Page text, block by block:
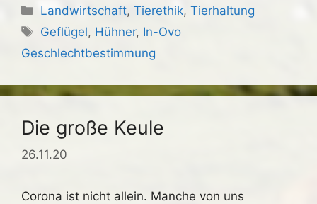
Kategorien
Landwirtschaft,Tierethik,Tierhaltung
Schlagwörter
Geflügel, Hühner, In-Ovo
Geschlechtbestimmung
Die große Keule
26.11.20
Corona ist nicht allein. Manche von uns